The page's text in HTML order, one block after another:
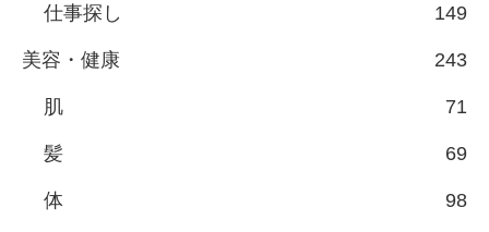
仕事探し 149
美容・健康 243
肌 71
髪 69
体 98